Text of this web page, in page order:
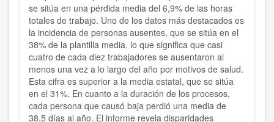
se sitúa en una pérdida media del 6,9% de las horas
totales de trabajo. Uno de los datos más destacados es
la incidencia de personas ausentes, que se sitúa en el
38% de la plantilla media, lo que significa que casi
cuatro de cada diez trabajadores se ausentaron al
menos una vez a lo largo del año por motivos de salud.
Esta cifra es superior a la media estatal, que se sitúa
en el 31%. En cuanto a la duración de los procesos,
cada persona que causó baja perdió una media de
38,5 días al año. El informe revela disparidades